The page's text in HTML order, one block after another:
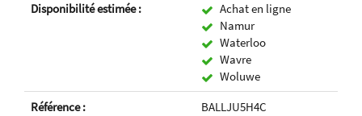
Disponibilité estimée :
Achat en ligne
Namur
Waterloo
Wavre
Woluwe
Référence :
BALLJU5H4C